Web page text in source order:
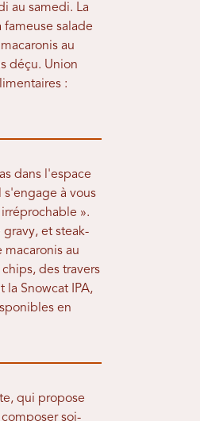
au samedi. La
salade
au
déçu. Union
:
dans l'espace
s'engage à vous
».
et steak-
au
des travers
la Snowcat IPA,
en
qui propose
soi-